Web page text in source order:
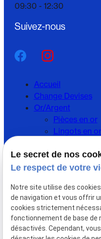
09:30 - 12:30
Suivez-nous
Accueil
Change Devises
Or/Argent
Pièces en or
Lingots en or
Lingots
Achat /
Rachat de bijoux
Informations
Fiscalité
Les agences
Offres du moment
Le secret de nos
Le respect de votre
Notre site utilise des
de navigation et vous offrir
cookies strictement
fonctionnement de base de
désactivés. Cependant,